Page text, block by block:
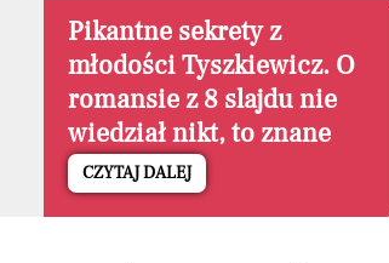
Pikantne sekrety z
młodości Tyszkiewicz. O
romansie z 8 slajdu nie
wiedział nikt, to znane
nazwisko
CZYTAJ DALEJ